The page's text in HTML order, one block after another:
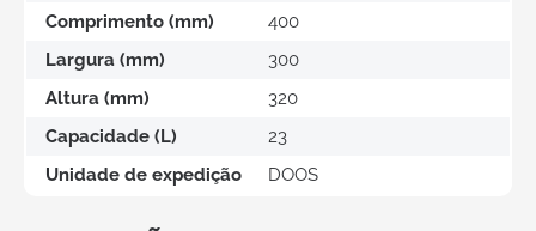
Comprimento (mm)
400
Largura (mm)
300
Altura (mm)
320
Capacidade (L)
23
Unidade de expedição
DOOS